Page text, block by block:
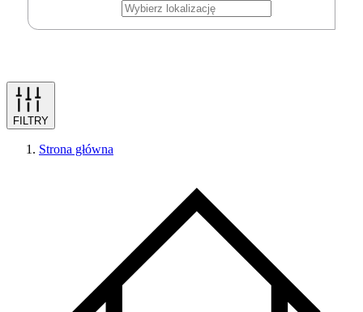
FILTRY
Strona główna